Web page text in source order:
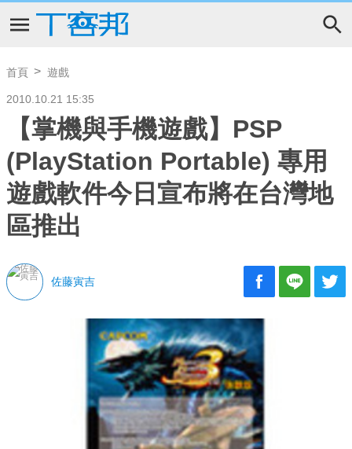
首頁 遊戲
2010.10.21 15:35
【掌機與手機遊戲】PSP
(PlayStation Portable) 專用
遊戲軟件今日宣布將在台灣地
區推出
佐藤寅吉